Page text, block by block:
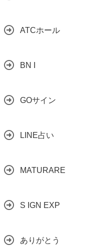
ATCホール
BN I
GOサイン
LINE占い
MATURARE
S IGN EXP
ありがとう